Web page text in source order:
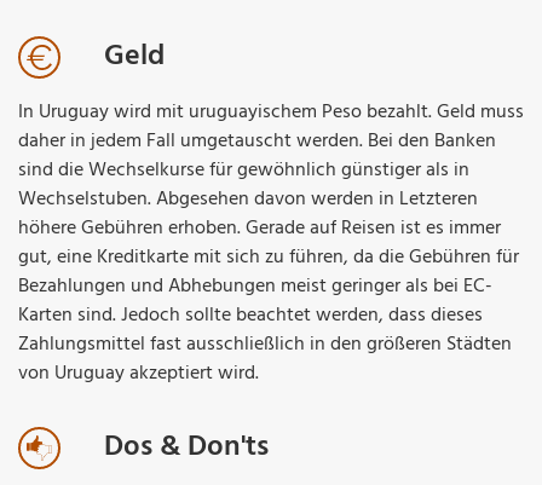
Geld
In Uruguay wird mit uruguayischem Peso bezahlt. Geld muss
daher in jedem Fall umgetauscht werden. Bei den Banken
sind die Wechselkurse für gewöhnlich günstiger als in
Wechselstuben. Abgesehen davon werden in Letzteren
höhere Gebühren erhoben. Gerade auf Reisen ist es immer
gut, eine Kreditkarte mit sich zu führen, da die Gebühren für
Bezahlungen und Abhebungen meist geringer als bei EC-
Karten sind. Jedoch sollte beachtet werden, dass dieses
Zahlungsmittel fast ausschließlich in den größeren Städten
von Uruguay akzeptiert wird.
Dos & Don'ts